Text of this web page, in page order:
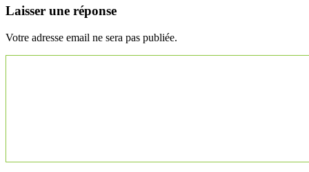
Laisser une réponse
Votre adresse email ne sera pas publiée.